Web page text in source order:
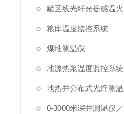
粮库温度监控系统
煤堆测温仪
地源热泵温度监控系统